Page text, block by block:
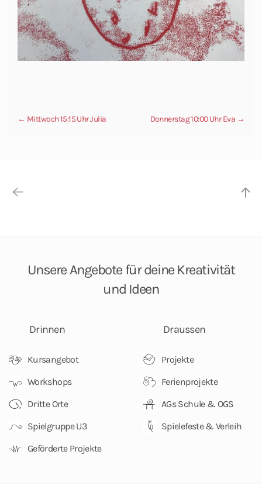
← Mittwoch 15:15 Uhr Julia Donnerstag 10:00 Uhr Eva →
Unsere Angebote für deine Kreativität
und Ideen
Drinnen
Kursangebot
Workshops
Dritte Orte
Spielgruppe U3
Geförderte Projekte
Draussen
Projekte
Ferienprojekte
AGs Schule & OGS
Spielefeste & Verleih